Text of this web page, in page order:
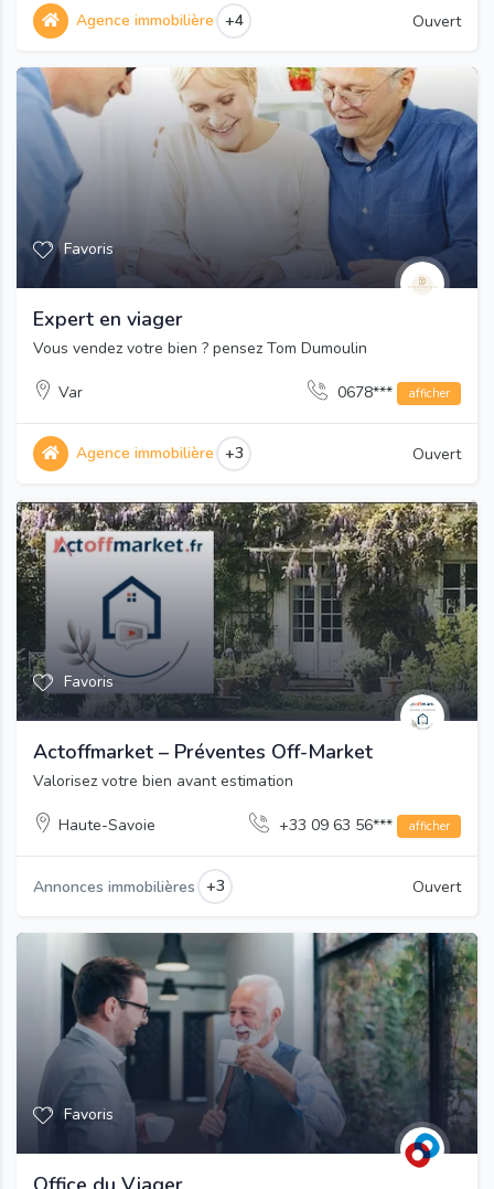
Agence immobilière +4 Ouvert
Favoris
Expert en viager
Vous vendez votre bien ? pensez Tom Dumoulin
Var 0678*** afficher
Agence immobilière +3 Ouvert
Favoris
Actoffmarket – Préventes Off-Market
Valorisez votre bien avant estimation
Haute-Savoie +33 09 63 56*** afficher
Annonces immobilières +3 Ouvert
Favoris